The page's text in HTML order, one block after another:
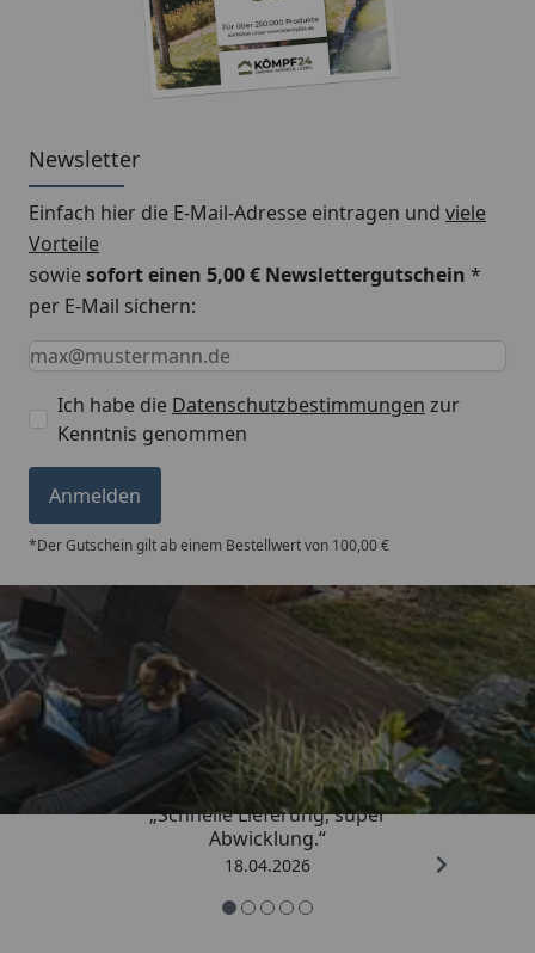
Newsletter
Einfach hier die E-Mail-Adresse eintragen und viele
Vorteile
sowiesofort einen 5,00 € Newslettergutschein *
per E-Mail sichern:
Keine Eingabe erforderlich
Eingabe erforderlich
E-Mail *
Ich habe die Datenschutzbestimmungen zur
Kenntnis genommen
Anmelden
*Der Gutschein gilt ab einem Bestellwert von 100,00 €
Trusted Shops
5,00/ 5
„Schnelle Lieferung, super
Abwicklung.“
18.04.2026